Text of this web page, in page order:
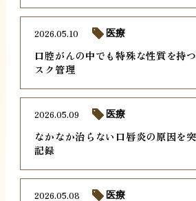
口腔がんの中でも特殊な性質を持
スク管理
2026.05.10 医療
なかなか治らない口唇炎の原因を
記録
2026.05.09 医療
2026.05.08 医療